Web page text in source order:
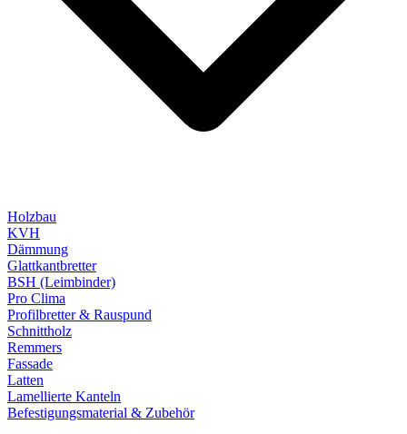
Holzbau
KVH
Dämmung
Glattkantbretter
BSH (Leimbinder)
Pro Clima
Profilbretter & Rauspund
Schnittholz
Remmers
Fassade
Latten
Lamellierte Kanteln
Befestigungsmaterial & Zubehör